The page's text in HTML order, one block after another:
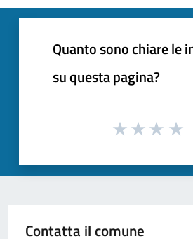
Quanto sono chiare le
su questa pagina?
Contatta il comune